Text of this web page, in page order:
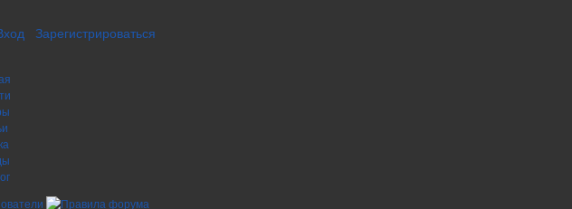
Зарегистрироваться